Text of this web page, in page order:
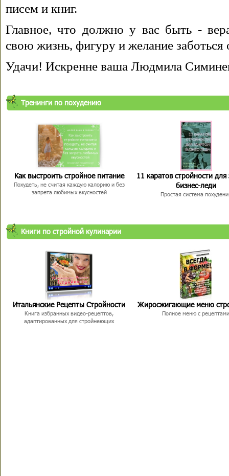
писем и книг.
Главное, что должно у вас быть -
свою жизнь, фигуру и желание заботься
Удачи! Искренне ваша Людмила
Тренинги по похудению
Как выстроить стройное питание
Похудеть, не считая каждую калорию и без
запрета любимых вкусностей
11 каратов стройности для
бизнес-леди
Простая система
Книги по стройной кулинарии
Итальянские Рецепты Стройности
Книга избранных видео-рецептов,
адаптированных для стройнеющих
Жиросжигающие меню
Полное меню с рецептами